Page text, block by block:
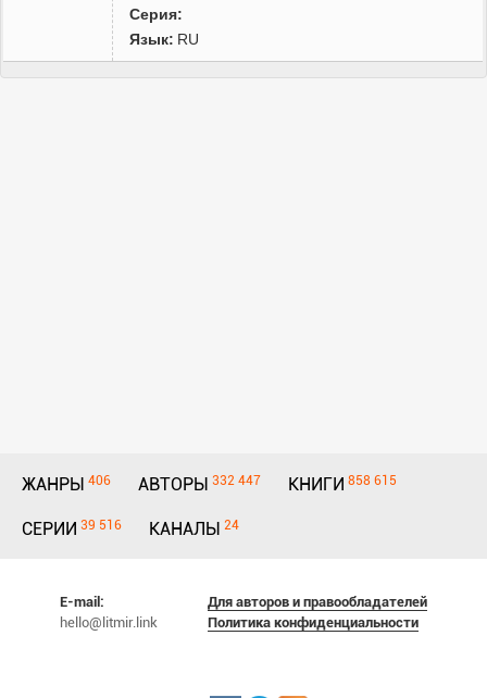
Серия:
Язык: RU
ЖАНРЫ 406 АВТОРЫ 332 447 КНИГИ 858 615
СЕРИИ 39 516 КАНАЛЫ 24
E-mail:
hello@litmir.link
Для авторов и правообладателей
Политика конфиденциальности